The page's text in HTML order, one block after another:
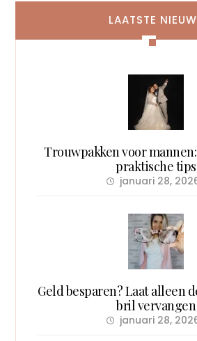
LAATSTE
Trouwpakken voor
praktische tips
januari 28,
Geld besparen? Laat alleen
bril vervangen
januari 28,